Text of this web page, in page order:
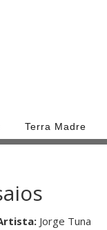
Terra Madre
Jorge Tuna